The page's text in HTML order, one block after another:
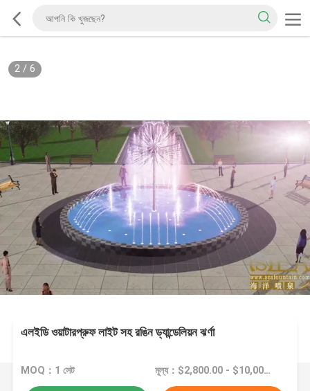
2/ 6
এলইডি ওয়াটারপ্রুফ লাইট সহ রঙিন ড্যান্ডেলিয়ন ঝর্ণা
MOQ：1 সেট মূল্য：$2,800.00 - $10,000.00/sets